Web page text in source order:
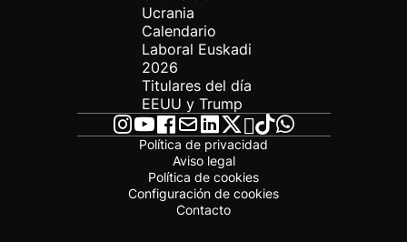
Ucrania
Calendario
Laboral Euskadi
2026
Titulares del día
EEUU y Trump
Política de privacidad
Aviso legal
Política de cookies
Configuración de cookies
Contacto